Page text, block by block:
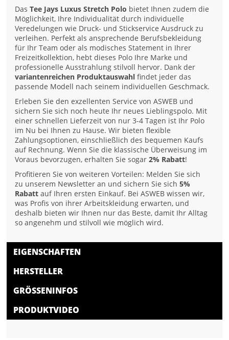
DasTee Jays Luxus Stretch Polo bietet Ihnen zudem die
Möglichkeit, Ihre Individualität durch individuelle
Veredelungen wie Druck- und Stickservice Ausdruck zu
verleihen. Perfekt als ansprechende Berufsbekleidung
für Ihr Team oder als modisches Statement in Ihrer
Freizeitkollektion, hebt dieses Polo Ihre Marke und
professionelle Ausstrahlung stilvoll hervor. Dank der
variantenreichen Produktauswahl findet jeder das
passende Modell nach seinem individuellen Geschmack.
Erleben Sie den exzellenten Service von ASWEB und
sichern Sie sich noch heute Ihr neues Lieblingspolo. Mit
einer schnellen Lieferzeit von nur 3-4 Tagen ist Ihr Polo
im Nu bei Ihnen zu Hause. Wir bieten flexible
Zahlungsoptionen, einschließlich des bequemen Kaufs
auf Rechnung. Wenn Sie die klassische Überweisung im
Voraus bevorzugen, erhalten Sie sogar2% Rabatt!
Profitieren Sie von weiteren Vorteilen: Melden Sie sich
zu unserem Newsletter an und sichern Sie sich5%
Rabatt auf Ihren ersten Einkauf. Bei ASWEB wissen wir,
was Profis von ihrer Arbeitskleidung erwarten, und
deshalb bieten wir Ihnen nur das Beste, damit Ihr Alltag
so angenehm und stilvoll wie möglich wird.
EIGENSCHAFTEN
HERSTELLER
GRÖSSENINFOS
PRODUKTVIDEO